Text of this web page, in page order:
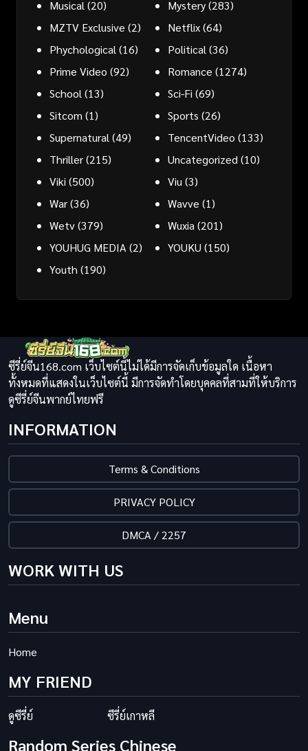
Musical (20) Mystery(283)
MZTV Exclusive (2) Netflix(64)
Phychological (16) Political (36)
Prime Video (92) Romance (1274)
School (13) Sci-Fi (69)
Sitcom (1) Sports (26)
Supernatural (49) TencentVideo (133)
Thriller(215) Uncategorized (10)
Viki (500) Viu (3)
War(36) Wavve (1)
Wetv(379) Wuxia (201)
YOUHUG MEDIA (2) YOUKU (150)
Youth (190)
ซีรี่ย์จีน168.com เว็บไซต์นี้ไม่ได้มีการจัดเก็บข้อมูลใด เนื้อหา
ทั้งหมดที่แสดงในเว็บไซต์นี้ มีการจัดทำโดยบุคคลที่สามที่ให้บริการ
ดูซีรี่ย์จีนพากย์ไทยฟรี
INFORMATION
Terms & Conditions
PRIVACY POLICY
DMCA / 2257
WORK WITH US
Menu
Home
MY FRIEND
ดูซีรี่ย์ ซีรี่ย์เกาหลี
Random Series Chinese